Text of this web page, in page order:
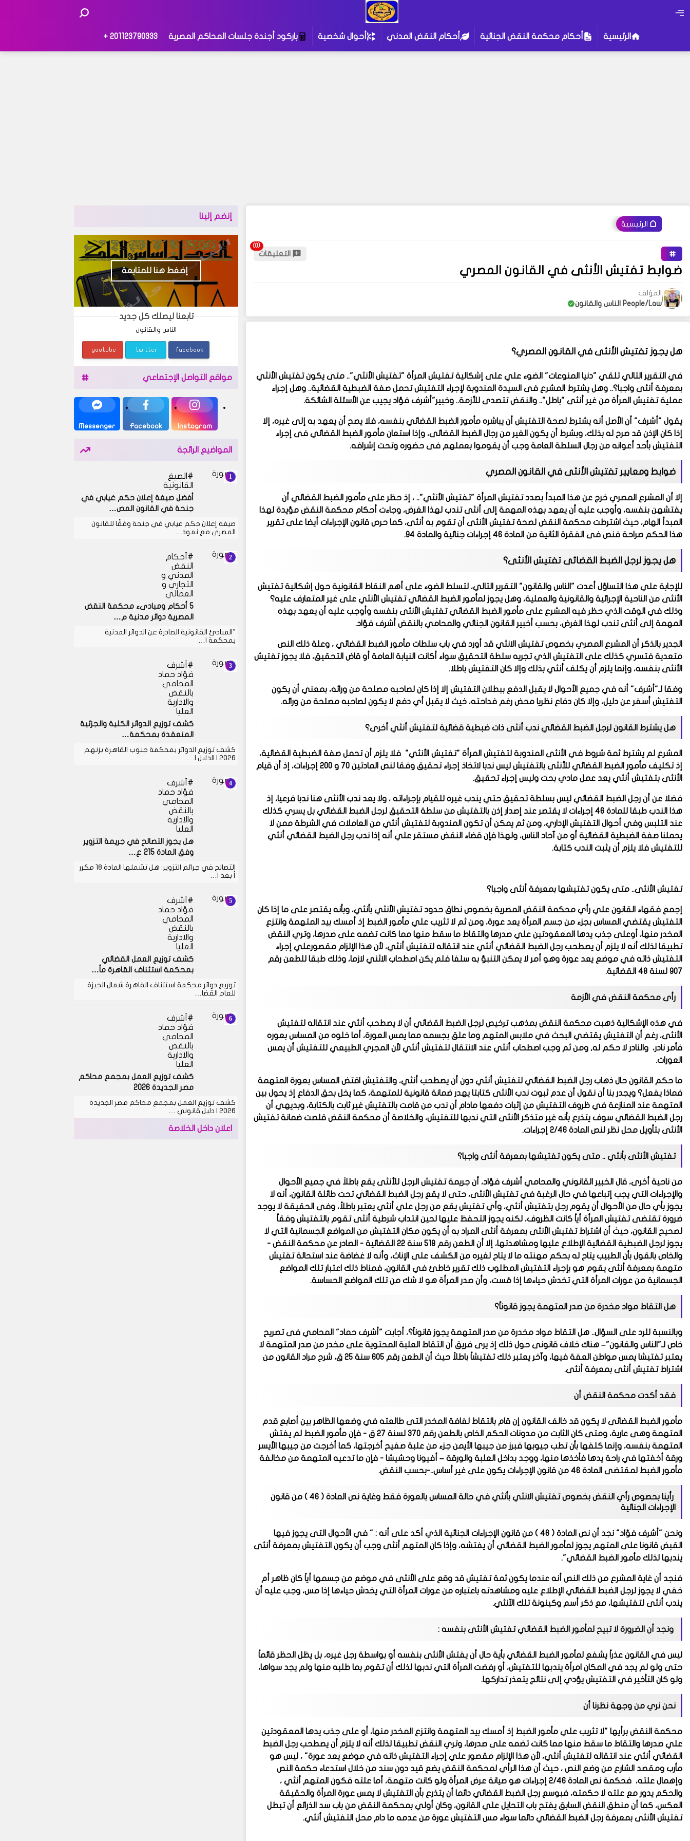
الرئيسية أحكام محكمة النقض الجنائية أحكام النقض المدني أحوال شخصية باركود أجندة جلسات المحاكم المصرية 201123790333 +
الرئيسية
التعليقات
ضوابط تفتيش الأنثى في القانون المصري
المؤلف
People/Law الناس والقانون
هل يجوز تفتيش الأنثى في القانون المصري؟
في التقرير التالي تلقي "دنيا المنوعات" الضوء علي على إشكالية تفتيش المرأة "تفتيش الأنثي".. متى يكون تفتيش الأنثي
بمعرفة أنثى واجبا؟.. وهل يشترط المشرع فى السيدة المندوبة لإجراء التفتيش تحمل صفة الضبطية القضائية.. وهل إجراء
عملية تفتيش المرأة من غير أنثى "باطل".. والنقض تتصدى للأزمة.. وخبير"أشرف فؤاد يجيب عن الأسئلة الشائكة.
يقول "أشرف" أن الأصل أنه يشترط لصحة التفتيش أن يباشره مأمور الضبط القضائي بنفسه، فلا يصح أن يعهد به إلى غيره، إلا
إذا كان الإذن قد صرح له بذلك، وبشرط أن يكون الغير من رجال الضبط القضائى، وإذا استعان مأمور الضبط القضائي فى إجراء
التفتيش بأحد أعوانه من رجال السلطة العامة وجب أن يقوموا بعملهم فى حضوره وتحت إشرافه.
ضوابط ومعايير تفتيش الأنثى في القانون المصري
إلا أن المشرع المصري خرج عن هذا المبدأ بصدد تفتيش المرأة "تفتيش الأنثي".. ، إذ حظر على مأمور الضبط القضائي أن
يفتشهن بنفسه، وأوجب عليه أن يعهد بهذه المهمة إلى أنثى تندب لهذا الغرض، وجاءت أحكام محكمة النقض مؤيدة لهذا
المبدأ الهام، حيث اشترطت محكمة النقض لصحة تفتيش الأنثى أن تقوم به أنثى، كما حرص قانون الإجراءات أيضا على تقرير
هذا الحكم صراحة فنص فى الفقرة الثانية من المادة 46 إجراءات جنائية والمادة 94.
هل يجوز لرجل الضبط القضائى تفتيش الأنثى؟
للإجابة علي هذا التساؤل أعدت "الناس والقانون" التقرير التالي، لتسلط الضوء على أهم النقاط القانونية حول إشكالية تفتيش
الأنثى من الناحية الإجرائية والقانونية والعملية، وهل يجوز لمأمور الضبط القضائي تفتيش الأنثي على غير المتعارف عليه؟
وذلك في الوقت الذي حظر فيه المشرع على مأمور الضبط القضائي تفتيش الأنثى بنفسه وأوجب عليه أن يعهد بهذه
المهمة إلى أنثى تندب لهذا الغرض، بحسب أخبير القانون الجنائي والمحامي بالنقض أشرف فؤاد.
الجدير بالذكر أن المشرع المصري بخصوص تفتيش الانثي قد أورد في باب سلطات مأمور الضبط القضائي ، وعلة ذلك النص
متعدية فتسري كذلك على التفتيش الذي تجريه سلطة التحقيق سواء أكانت النيابة العامة أو قاض التحقيق، فلا يجوز تفتيش
الأنثى بنفسه، وإنما يلزم أن يكلف أنثي بذلك وإلا كان التفتيش باطلا.
وفقا لـ"أشرف" أنه في جميع الأحوال لا يقبل الدفع ببطلان التفتيش إلا إذا كان لصاحبه مصلحة من ورائه، بمعني أن يكون
التفتيش أسفر عن دليل، وإلا كان دفاع نظريا محض رغم فداحته، خيث لا يقبل أي دفع لا يكون لصاحبه مصلحة من ورائه.
هل يشترط القانون لرجل الضبط القضائي ندب أنثى ذات ضبطية قضائية لتفتيش أنثي أخرى؟
المشرع لم يشترط ثمة شروط في الأنثى المندوبة لتفتيش المرأة "تفتيش الأنثي" فلا يلزم أن تحمل صفة الضبطية القضائية،
إذ تكليف مأمور الضبط القضائي للأنثى بالتفتيش ليس ندبا لاتخاذ إجراء تحقيق وفقا لنص المادتين 70 و 200 إجراءات، إذ أن قيام
الأنثى بتفتيش أنثي يعد عمل مادي بحت وليس إجراء تحقيق.
فضلا عن أن رجل الضبط القضائي ليس بسلطة تحقيق حتي يندب غيره للقيام بإجراءاته ، ولا يعد ندب الأنثى هنا ندبا فرعيا، إذ
هذا الندب طبقا للمادة 46 إجراءات لا يقتصر عند إصدار إذن بالتفتيش من سلطة التحقيق لرجل الضبط القضائي بل يسري كذلك
عند التلبس وفي أحوال التفتيش الإداري، ومن ثم يمكن أن تكون المندوبة لتفتيش أنثي من العاملات في الشرطة ممن لا
يحملنا صفة الضبطية القضائية أو من آحاد الناس، ولهذا فإن قضاء النقض مستقر علي أنه إذا ندب رجل الضبط القضائي أنثي
للتفتيش فلا يلزم أن يثبت الندب كتابة.
تفتيش الأنثى.. متى يكون تفتيشها بمعرفة أنثى واجبا؟
إجمع فقهاء القانون علي رأي محكمة النقض المصرية بخصوص نطاق حدود تفتيش الأنثي بأنثي، وبأنه يقتصر على ما إذا كان
التفتيش يقتضي المساس بجزء من جسم المرأة يعد عورة، ومن ثم لا تثريب علي مأمور الضبط إذ أمسك بيد المتهمة وانتزع
المخدر منها، أوعلى جذب يدها المعقودتين علي صدرها والتقاط ما سقط منها مما كانت تضمه على صدرها، وتري النقض
تطبيقا لذلك أنه لا يلزم أن يصطحب رجل الضبط القضائي أنثي عند انتقاله لتفتيش أنثي، لأن هذا الإلزام مقصورعلي إجراء
التفتيش ذاته في موضع يعد عورة وهو أمر لا يمكن التنبؤ به سلفا فلم يكن اصطحاب الاثني لازما، وذلك طبقا للطعن رقم
907 لسنة 48 القضائية.
رأى محكمة النقض في الأزمة
في هذه الإشكالية ذهبت محكمة النقض بمذهب ترخيص لرجل الضبط القضائي أن لا يصطحب أنثي عند انتقاله لتفتيش
الأنثى، رغم أن التفتيش يقتضي البحث في ملابس المتهم وما علق بجسمه مما يمس العورة، أما خلوه من المساس بعوره
فأمر نادر، والنادر لا حكم له, ومن ثم وجب اصطحاب أنثي عند الانتقال لتفتيش أنثي لأن المجري الطبيعي للتفتيش أن يمس
العورات.
ما حكم القانون حال ذهاب رجل الضبط القضائي لتفتيش أنثي دون أن يصطحب أنثي، والتفتيش اقتض المساس بعورة المتهمة
فماذا يفعل؟ ويجدر بنا أن نقول أن عدم ثبوت ندب الأنثى كتابتا يهدر ضمانة قانونية للمتهمة، كما يخل بحق الدفاع إذ يحول بين
المتهمة عند المنازعة في ظروف التفتيش من إثبات دفعها مادام أن ندب من قامت بالتفتيش غير ثابت بالكتابة، وبديهي أن
رجل الضبط القضائي سوف يتذرع بأنه غير متذكر الأنثى التي ندبها للتفتيش، والخلاصة أن محكمة النقض قلصت ضمانة تفتيش
الأنثى بتأويل محل نظر لنص المادة 2/46 إجراءات.
تفتيش الأنثى بأنثي .. متى يكون تفتيشها بمعرفة أنثى واجبا؟
من ناحية أخرى، قال الخبير القانوني والمحامي أشرف فؤاد، أن جريمة تفتيش الرجل للأنثى يقع باطلاَ في جميع الأحوال
والإجراءات التي يجب إتباعها في حال الرغبة في تفتيش الأنثى، حتى لا يقع رجل الضبط القضائي تحت طائلة القانون، أنه لا
يجوز بأي حال من الأحوال أن يقوم رجل بتفتيش أنثي، وأي تفتيش يقع من رجل علي أنثي يعتبر باطلاً، وفى الحقيقة لا يوجد
ضرورة تقتضى تفتيش المرأة أياً كانت الظروف، لكنه يجوز التحفظ عليها لحين انتداب شرطية أنثى تقوم بالتفتيش وفقاً
لصحيح القانون، حيث أن اشتراط تفتيش الأنثى بمعرفة أنثى المراد به أن يكون مكان التفتيش من المواضع الجسمانية التي لا
يجوز لرجل الضبطية القضائية الإطلاع عليها ومشاهدتها، إلا أن الطعن رقم 518 سنة 22 القضائية - الصادر عن محكمة النقض -
والخاص بالقول بأن الطبيب يتاح له بحكم مهنته ما لا يتاح لغيره من الكشف على الإناث، وأنه لا غضاضة عند استحالة تفتيش
متهمة بمعرفة أنثى يقوم هو بإجراء التفتيش المطلوب ذلك تقرير خاطئ في القانون، فمناط ذلك اعتبار تلك المواضع
الجسمانية من عورات المرأة التي تخدش حياءها إذا مُست، وأن صدر المرأة هو لا شك من تلك المواضع الحساسة.
هل التقاط مواد مخدرة من صدر المتهمة يجوز قانوناً؟
وبالنسبة للرد على السؤال.. هل التقاط مواد مخدرة من صدر المتهمة يجوز قانوناً؟، أجابت "أشرف حماد" المحامي فى تصريح
خاص لـ"الناس والقانون"– هناك خلاف قانونى حول ذلك إذ يرى فريق أن التقاط العلبة المحتوية على مخدر من صدر المتهمة لا
يعتبر تفتيشا يمس مواطن العفة فيها، وآخر يعتبر ذلك تفتيشاً باطلاً حيث أن الطعن رقم 605 سنة 25 ق، شرح مراد القانون من
اشتراط تفتيش أنثى بمعرفة أنثى.
فقد أكدت محكمة النقض أن
مأمور الضبط القضائى لا يكون قد خالف القانون إن قام بالتقاط لفافة المخدر التى طالعته في وضعها الظاهر بين أصابع قدم
المتهمة وهى عارية، ومتى كان الثابت من مدونات الحكم الخاص بالطعن رقم 370 لسنة 27 ق - فإن مأمور الضبط لم يفتش
المتهمة بنفسه، وإنما كلفها بأن تطب جيوبها فبرز من جيبها الأيمن جزء من علبة صفيح أخرجتها، كما أخرجت من جيبها الأيسر
ورقة أخفتها في راحة يدها فأخذها منها، ووجد بداخل العلبة والورقة – أفيونا وحشيشا - فإن ما تدعيه المتهمة من مخالفة
مأمور الضبط لمقتضى المادة 46 من قانون الإجراءات يكون على غير أساس..-بحسب النقض.
رأينا بحصوص رأي النقض بخصوص تفتيش الانثي بأنثي في حالة المساس بالعورة فقط وغاية نص المادة ( 46 ) من قانون
الإجراءات الجنائية
ونحن "أشرف فؤاد" نجد أن نص المادة ( 46 ) من قانون الإجراءات الجنائية الذي أكد على أنه : " في الأحوال التى يجوز فيها
القبض قانونا على المتهم يجوز لمأمور الضبط القضائي أن يفتشه، وإذا كان المتهم أنثى وجب أن يكون التفتيش بمعرفة أنثى
يندبها لذلك مأمور الضبط القضائي".
فنجد أن غاية المشرع من ذلك النص أنه عندما يكون ثمة تفتيش قد وقع على الأنثى في موضع من جسمها أياً كان ظاهر أم
خفي لا يجوز لرجل الضبط القضائي الإطلاع عليه ومشاهدته باعتباره من عورات المرأة التي يخدش حياءها إذا مس، وجب عليه أن
يندب أنثى لتفتيشها، مع ذكر أسم وكينونة تلك الآنثي.
ونجد أن الضرورة لا تبيح لمأمور الضبط القضائي تفتيش الأنثى بنفسه :
ليس في القانون عذراً يشفع لمأمور الضبط القضائي بأية حال أن يفتش الأنثى بنفسه أو بواسطة رجل غيره، بل يظل الحظر قائماً
حتى ولو لم يجد في المكان امرأة يندبها للتفتيش، أو رفضت المرأة التي ندبها لذلك أن تقوم بما طلبه منها ولم يجد سواها،
ولو كان التأخير في التفتيش يؤدي إلى نتائج يتعذر تداركها.
نحن نري من وجهة نظرنا أن
محكمة النقض برأيها "لا تثريب علي مأمور الضبط إذ أمسك بيد المتهمة وانتزع المخدر منها، أو على جذب يدها المعقودتين
علي صدرها والتقاط ما سقط منها مما كانت تضمه على صدرها، وتري النقض تطبيقا لذلك أنه لا يلزم أن يصطحب رجل الضبط
القضائي أنثي عند انتقاله لتفتيش أنثي، لأن هذا الإلزام مقصور علي إجراء التفتيش ذاته في موضع يعد عورة" ، ليس هو
مأرب ومقصد الشارع من وضع النص ، حيث أن هذا الرأي لمحكمة النقض يضع قيد دون سند من خلال استدعاء حكمة النص
وإهمال علته، فحكمة نص المادة 2/46 إجراءات هو صيانة عرض المرأة ولو كانت متهمة، أما علته فكون المتهم أنثي ،
والحكم يدور مع علته لا حكمته، فبوسع رجل الضبط القضائي دائما أن يتذرع بأن التفتيش لا يمس عورة المرأة والحقيقة
العكس، كما أن منطق النقض السابق يفتح باب التحايل علي القانون، وكان أولي بمحكمة النقض من باب سد الذرائع أن تبطل
تفتيش الأنثى بمعرفة رجل الضبط القضائي دائما سواء مس التفتيش عورة من عدمه ما دام محل التفتيش أنثي.
إنضم إلينا
إضغط هنا للمتابعة
تابعنا ليصلك كل جديد
الناس والقانون
facebook
twitter
youtube
مواقع التواصل الإجتماعي
Instagram
Facebook
Messenger
المواضيع الرائجة
الصيغ
القانونية
أفضل صيغة إعلان حكم غيابي في
جنحة في القانون المص…
صيغة إعلان حكم غيابي في جنحة وفقًا للقانون
المصري مع نموذ…
أحكام
النقض
المدني و
التجاري و
العمالي
5 أحكام ومبادىء محكمة النقض
المصرية دوائر مدنية م…
"المبادئ القانونية الصادرة عن الدوائر المدنية
بمحكمة ا…
أشرف
فؤاد حماد
المحامي
بالنقض
والادارية
العليا
كشف توزيع الدوائر الكلية والجزئية
المنعقدة بمحكمة…
كشف توزيع الدوائر بمحكمة جنوب القاهرة بزنهم
2026 | الدليل ا…
أشرف
فؤاد حماد
المحامي
بالنقض
والادارية
العليا
هل يجوز التصالح في جريمة التزوير
وفق المادة 215 ع…
التصالح في جرائم التزوير: هل تشملها المادة 18 مكرر
أ بعد ا…
أشرف
فؤاد حماد
المحامي
بالنقض
والادارية
العليا
كشف توزيع العمل القضائي
بمحكمة استئناف القاهرة مأ…
توزيع دوائر محكمة استئناف القاهرة شمال الجيزة
للعام القضا…
أشرف
فؤاد حماد
المحامي
بالنقض
والادارية
العليا
كشف توزيع العمل بمجمع محاكم
مصر الجديدة 2026
كشف توزيع العمل بمجمع محاكم مصر الجديدة
2026 | دليل قانوني …
اعلان داخل الخلاصة